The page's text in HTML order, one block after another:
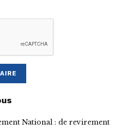
National : de revirement